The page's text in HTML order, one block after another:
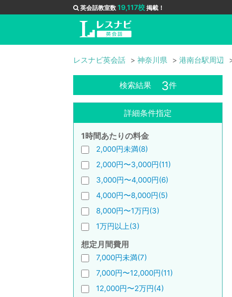
英会話教室数 19,117校 掲載！
レスナビ英会話 神奈川県 港南台駅周辺
検索結果 3件
詳細条件指定
1時間あたりの料金
2,000円未満(8)
2,000円〜3,000円(11)
3,000円〜4,000円(6)
4,000円〜8,000円(5)
8,000円〜1万円(3)
1万円以上(3)
想定月間費用
7,000円未満(7)
7,000円〜12,000円(11)
12,000円〜2万円(4)